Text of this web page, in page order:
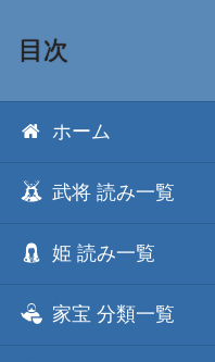
目次
ホーム
武将 読み一覧
姫 読み一覧
家宝 分類一覧